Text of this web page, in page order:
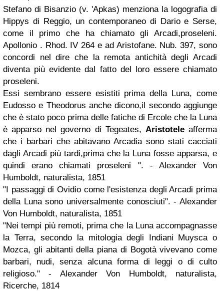
Stefano di Bisanzio (v. 'Apkas) menziona la logografia di
Hippys di Reggio, un contemporaneo di Dario e Serse,
come il primo che ha chiamato gli Arcadi,proseleni.
Apollonio . Rhod. IV 264 e ad Aristofane. Nub. 397, sono
concordi nel dire che la remota antichità degli Arcadi
diventa più evidente dal fatto del loro essere chiamato
proseleni.
Essi sembrano essere esistiti prima della Luna, come
Eudosso e Theodorus anche dicono,il secondo aggiunge
che è stato poco prima delle fatiche di Ercole che la Luna
è apparso nel governo di Tegeates, Aristoteleafferma
che i barbari che abitavano Arcadia sono stati cacciati
dagli Arcadi più tardi,prima che la Luna fosse apparsa, e
quindi erano chiamati proseleni ". - Alexander Von
Humboldt, naturalista, 1851
"I passaggi di Ovidio come l'esistenza degli Arcadi prima
della Luna sono universalmente conosciuti". - Alexander
Von Humboldt, naturalista, 1851
"Nei tempi più remoti, prima che la Luna accompagnasse
la Terra, secondo la mitologia degli Indiani Muysca o
Mozca, gli abitanti della piana di Bogotà vivevano come
barbari, nudi, senza alcuna forma di leggi o di culto
religioso." - Alexander Von Humboldt, naturalista,
Ricerche, 1814